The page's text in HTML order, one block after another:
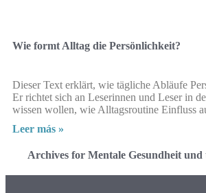
Wie formt Alltag die Persönlichkeit?
Dieser Text erklärt, wie tägliche Abläufe
Er richtet sich an Leserinnen und Leser in
wissen wollen, wie Alltagsroutine Einfluss
Leer más »
Archives for Mentale Gesundheit und